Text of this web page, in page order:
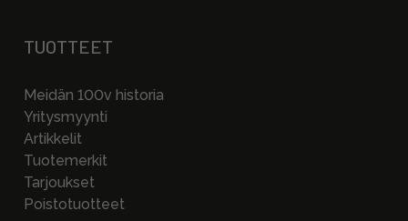
TUOTTEET
Meidän 100v historia
Yritysmyynti
Artikkelit
Tuotemerkit
Tarjoukset
Poistotuotteet